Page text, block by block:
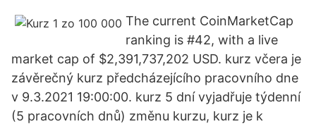
The current CoinMarketCap
ranking is #42, with a live
market cap of $2,391,737,202 USD. kurz včera je
závěrečný kurz předcházejícího pracovního dne
v 9.3.2021 19:00:00. kurz 5 dní vyjadřuje týdenní
(5 pracovních dnů) změnu kurzu, kurz je k